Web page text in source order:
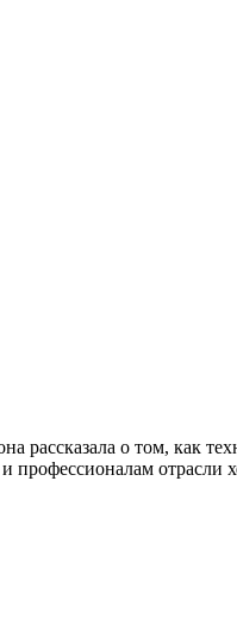
рассказала о том, как
отрасли